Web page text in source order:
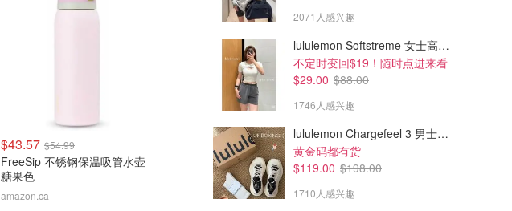
$43.57 $54.99
FreeSip 不锈钢保温吸管水壶
糖果色
amazon.ca
$4.99
CLASSICO 博洛尼亚意面酱
amazon.ca
$6.29
CLASSICO 风干番茄意大利面
酱 600毫升
amazon.ca
2071人感兴趣
lululemon Softstreme 女士高腰短裤 10cm
不定时变回$19！随时点进来看
$29.00 $88.00
1746人感兴趣
lululemon Chargefeel 3 男士运动鞋
黄金码都有货
$119.00 $198.00
1710人感兴趣